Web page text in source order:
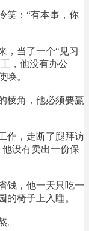
笑：“有本事，你
，当了一个“见习
，他没有办公
唤。
棱角，他必须要赢
作，走断了腿拜访
没有卖出一份保
钱，他一天只吃一
的椅子上入睡。
。